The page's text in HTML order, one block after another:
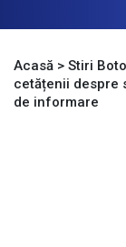
Acasă > Stiri
cetățenii despre
de informare